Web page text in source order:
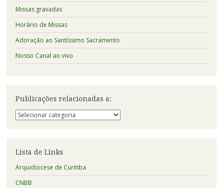
Missas gravadas
Horário de Missas
Adoração ao Santíssimo Sacramento
Nosso Canal ao vivo
Publicações relacionadas a:
Publicações
relacionadas
Lista de Links
Arquidiocese de Curitiba
CNBB